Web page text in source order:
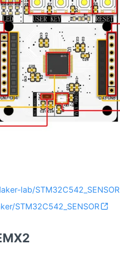
lab/STM32C542_SENSOR
STM32C542_SENSOR